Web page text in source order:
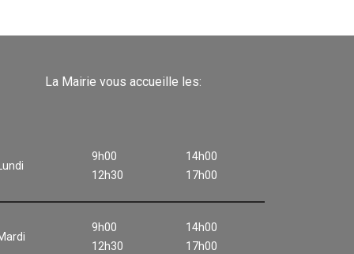
La Mairie vous accueille les:
9h00
12h30
14h00
17h00
9h00
12h30
14h00
17h00